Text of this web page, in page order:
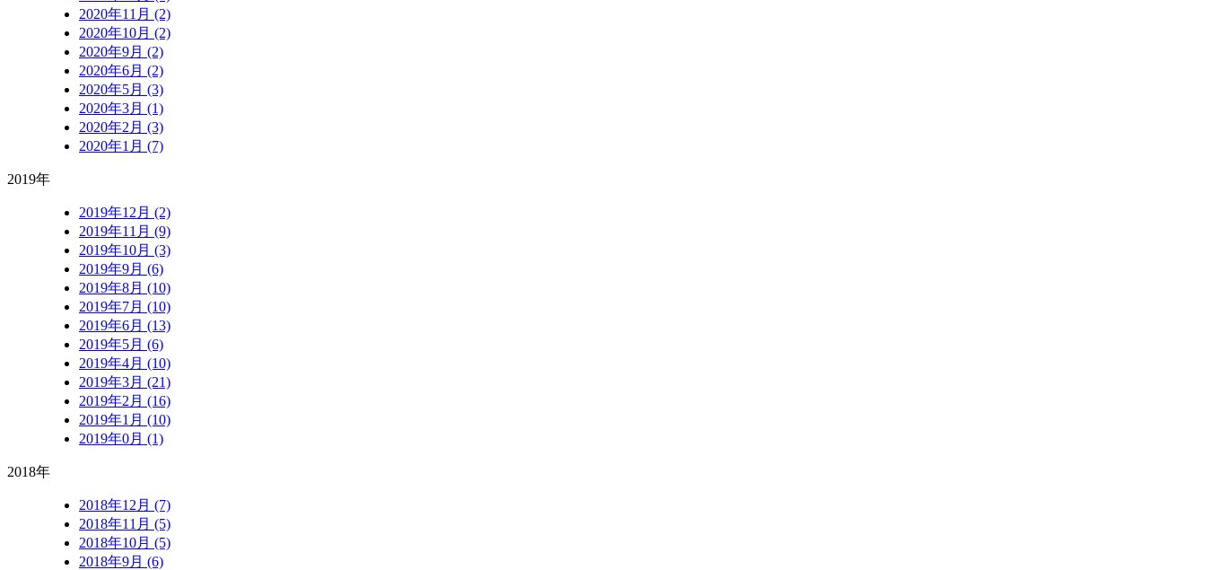
2020年11月 (2)
2020年10月 (2)
2020年9月 (2)
2020年6月 (2)
2020年5月 (3)
2020年3月 (1)
2020年2月 (3)
2020年1月 (7)
2019年
2019年12月 (2)
2019年11月 (9)
2019年10月 (3)
2019年9月 (6)
2019年8月 (10)
2019年7月 (10)
2019年6月 (13)
2019年5月 (6)
2019年4月 (10)
2019年3月 (21)
2019年2月 (16)
2019年1月 (10)
2019年0月 (1)
2018年
2018年12月 (7)
2018年11月 (5)
2018年10月 (5)
2018年9月 (6)